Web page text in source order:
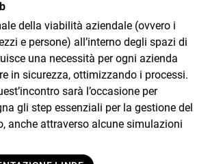
della viabilità aziendale (ovvero i
e persone) all’interno degli spazi di
una necessità per ogni azienda
in sicurezza, ottimizzando i processi.
sarà l’occasione per
gli step essenziali per la gestione del
anche attraverso alcune simulazioni